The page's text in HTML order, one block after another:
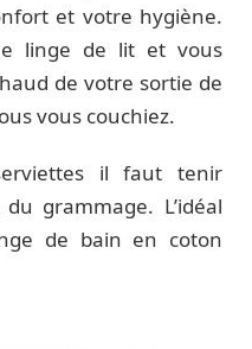
et votre hygiène.
linge de lit et vous
de votre sortie de
vous couchiez.
il faut tenir
grammage. L’idéal
de bain en coton